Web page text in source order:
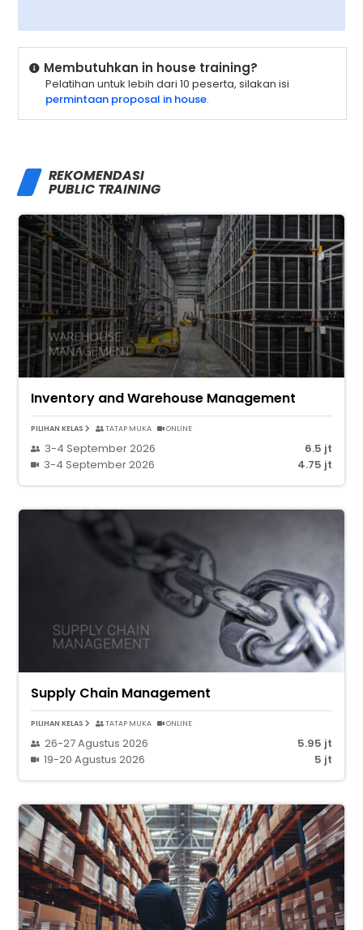
Membutuhkan in house training?
Pelatihan untuk lebih dari 10 peserta, silakan isi
permintaan proposal in house.
REKOMENDASI
PUBLIC TRAINING
Inventory and Warehouse Management
PILIHAN KELAS TATAP MUKA ONLINE
3-4 September 2026
6.5 jt
3-4 September 2026
4.75 jt
Supply Chain Management
PILIHAN KELAS TATAP MUKA ONLINE
26-27 Agustus 2026
5.95 jt
19-20 Agustus 2026
5 jt